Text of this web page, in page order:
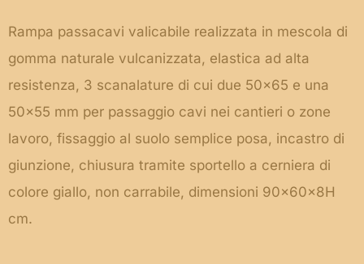
Rampa passacavi valicabile realizzata in mescola di
gomma naturale vulcanizzata, elastica ad alta
resistenza, 3 scanalature di cui due 50×65 e una
50×55 mm per passaggio cavi nei cantieri o zone
lavoro, fissaggio al suolo semplice posa, incastro di
giunzione, chiusura tramite sportello a cerniera di
colore giallo, non carrabile, dimensioni 90x60x8H
cm.